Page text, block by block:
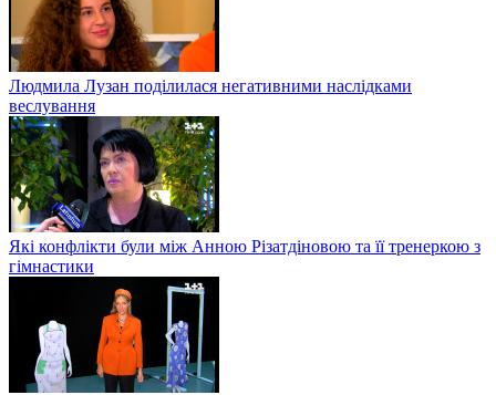
Людмила Лузан поділилася негативними наслідками
веслування
Які конфлікти були між Анною Різатдіновою та її тренеркою з
гімнастики